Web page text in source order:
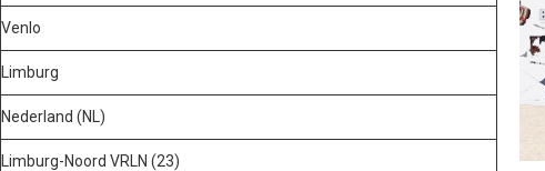
Venlo
Limburg
Nederland (NL)
Limburg-Noord VRLN (23)